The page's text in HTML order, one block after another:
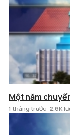
Một năm
1 tháng trước 2.6K